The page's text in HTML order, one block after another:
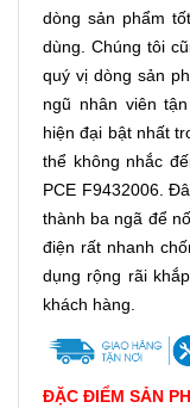
dòng sản phẩm
dùng. Chúng tôi
quý vị dòng sản
ngũ nhân viên
hiện đại bật nhất
thể không nhắc
PCE F9432006.
thành ba ngã để
điện rất nhanh
dụng rộng rãi
khách hàng.
ĐẶC ĐIỂM SẢN